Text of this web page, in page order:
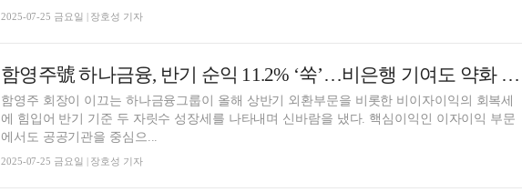
2025-07-25 금요일 | 장호성 기자
함영주號 하나금융, 반기 순익 11.2% ‘쑥’…비은행 기여도 약화 '과제' [금융사 2025 상반기 실적]
함영주 회장이 이끄는 하나금융그룹이 올해 상반기 외환부문을 비롯한 비이자이익의 회복세
에 힘입어 반기 기준 두 자릿수 성장세를 나타내며 신바람을 냈다. 핵심이익인 이자이익 부문
에서도 공공기관을 중심으...
2025-07-25 금요일 | 장호성 기자